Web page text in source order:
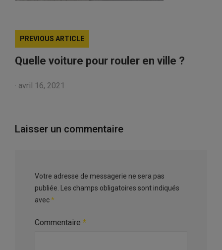
PREVIOUS ARTICLE
Quelle voiture pour rouler en ville ?
· avril 16, 2021
Laisser un commentaire
Votre adresse de messagerie ne sera pas
publiée.
Les champs obligatoires sont indiqués
avec*
Commentaire *